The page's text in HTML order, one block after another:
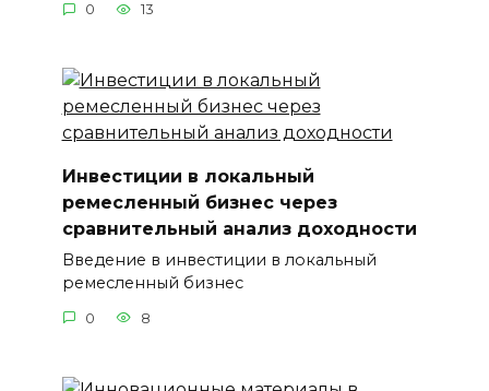
0 13
Инвестиции в локальный
ремесленный бизнес через
сравнительный анализ доходности
Введение в инвестиции в локальный
ремесленный бизнес
0 8